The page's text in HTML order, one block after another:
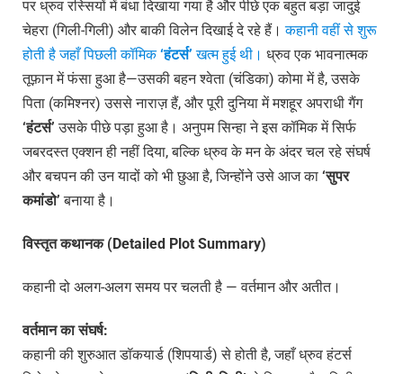
पर ध्रुव रस्सियों में बंधा दिखाया गया है और पीछे एक बहुत बड़ा जादुई
चेहरा (गिली-गिली) और बाकी विलेन दिखाई दे रहे हैं।कहानी वहीं से शुरू
होती है जहाँ पिछली कॉमिक‘हंटर्स’ खत्म हुई थी। ध्रुव एक भावनात्मक
तूफ़ान में फंसा हुआ है—उसकी बहन श्वेता (चंडिका) कोमा में है, उसके
पिता (कमिश्नर) उससे नाराज़ हैं, और पूरी दुनिया में मशहूर अपराधी गैंग
‘हंटर्स’ उसके पीछे पड़ा हुआ है। अनुपम सिन्हा ने इस कॉमिक में सिर्फ
जबरदस्त एक्शन ही नहीं दिया, बल्कि ध्रुव के मन के अंदर चल रहे संघर्ष
और बचपन की उन यादों को भी छुआ है, जिन्होंने उसे आज का ‘सुपर
कमांडो’ बनाया है।
विस्तृत कथानक (Detailed Plot Summary)
कहानी दो अलग-अलग समय पर चलती है — वर्तमान और अतीत।
वर्तमान का संघर्ष:
कहानी की शुरुआत डॉकयार्ड (शिपयार्ड) से होती है, जहाँ ध्रुव हंटर्स